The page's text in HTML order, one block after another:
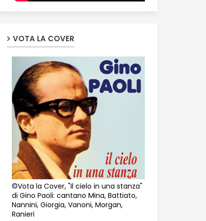
VOTA LA COVER
©Vota la Cover, "Il cielo in una stanza"
di Gino Paoli: cantano Mina, Battiato,
Nannini, Giorgia, Vanoni, Morgan,
Ranieri